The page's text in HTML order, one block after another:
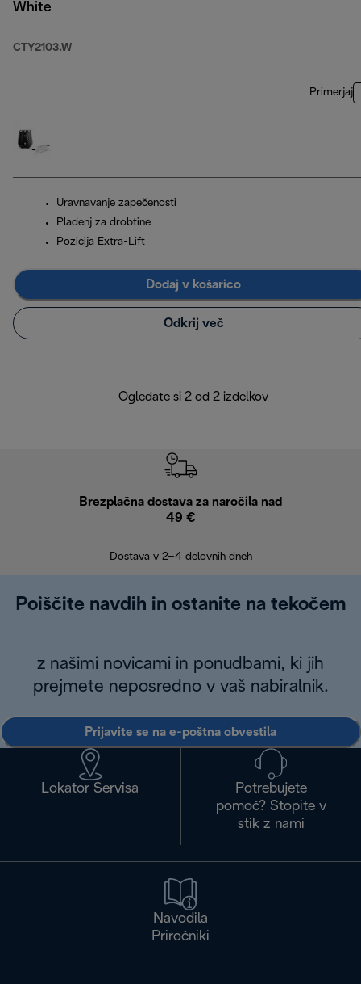
White
CTY2103.W
Primerjaj
Uravnavanje zapečenosti
Pladenj za drobtine
Pozicija Extra-Lift
Dodaj v košarico
Odkrij več
Ogledate si 2 od 2 izdelkov
Brezplačna dostava za naročila nad
49 €
Dostava v 2–4 delovnih dneh
Poiščite navdih in ostanite na tekočem
z našimi novicami in ponudbami, ki jih
prejmete neposredno v vaš nabiralnik.
Prijavite se na e-poštna obvestila
Lokator Servisa
Potrebujete
pomoč? Stopite v
stik z nami
Navodila
Priročniki